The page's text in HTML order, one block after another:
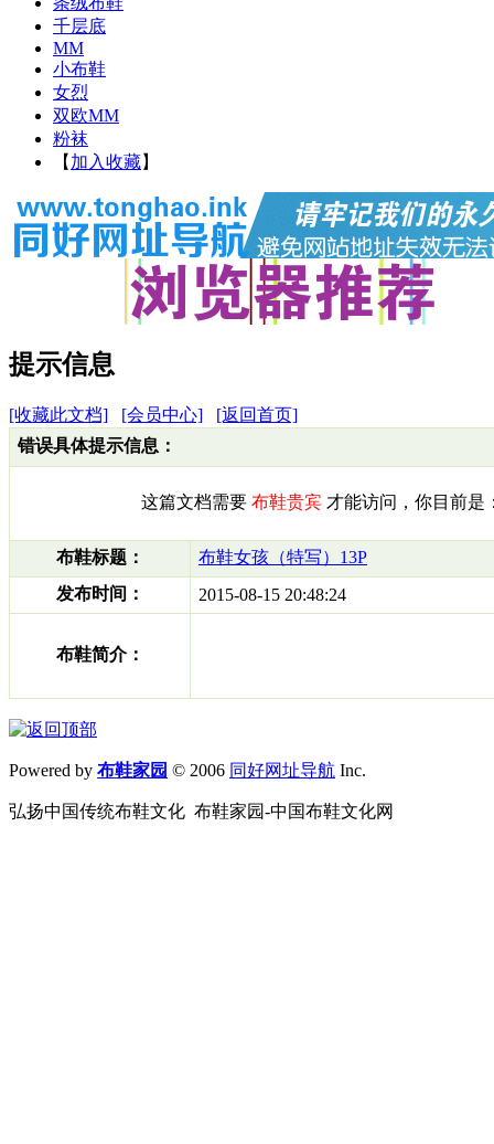
千层底
MM
小布鞋
女烈
双欧MM
粉袜
【 加入收藏】
提示信息
[收藏此文档] [会员中心]
[返回首页]
错误具体提示信息：
这篇文档需要 布鞋贵宾 才能访问，你目前是
布鞋标题：
布鞋女孩（特写）13P
发布时间：
2015-08-15 20:48:24
布鞋简介：
Powered by 布鞋家园 © 2006 同好网址导航 Inc.
弘扬中国传统布鞋文化 布鞋家园-中国布鞋文化网